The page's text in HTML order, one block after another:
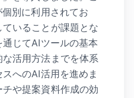
別に利用されてお
いることが課題とな
じてAIツールの基本
活用方法までを体系
へのAI活用を進めま
や提案資料作成の効